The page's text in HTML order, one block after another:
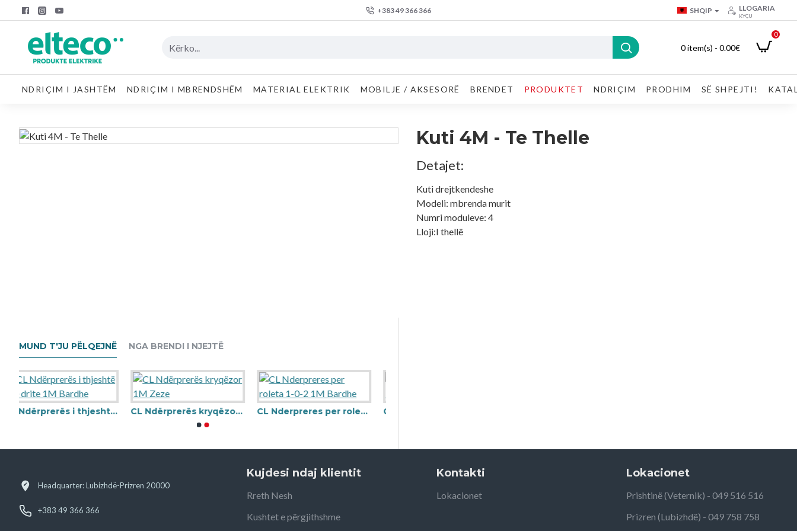
+383 49 366 366 SHQIP LLOGARIA
KYÇU
0 item(s) - 0.00€
0
NDRIÇIM I JASHTËM NDRIÇIM I MBRENDSHËM MATERIAL ELEKTRIK MOBILJE / AKSESORË BRENDET PRODUKTET NDRIÇIM PRODHIM SË SHPEJTI!
Kuti 4M - Te Thelle
Detajet:
Kuti drejtkendeshe
Modeli: mbrenda murit
Numri moduleve: 4
Lloji:I thellë
MUND T'JU PËLQEJNË NGA BRENDI I NJEJTË
CL Ndërprerës i thjeshtë me drite 1M Bardhe CL Ndërprerës kryqëzor 1M Zeze CL Nderpreres per roleta 1-0-2 1M Bardhe
Headquarter: Lubizhdë-Prizren 20000
+383 49 366 366
Kujdesi ndaj klientit
Rreth Nesh
Kushtet e përgjithshme
Kontakti
Lokacionet
Lokacionet
Prishtinë (Veternik) - 049 516 516
Prizren (Lubizhdë) - 049 758 758